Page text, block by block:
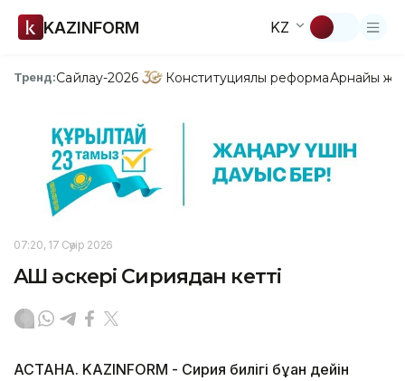
KAZINFORM KZ
Тренд:Сайлау-2026 Конституциялық реформаАрнайы
07:20, 17 Сәуір 2026
АҚШ әскері Сириядан кетті
АСТАНА. KAZINFORM - Сирия билігі бұған дейін